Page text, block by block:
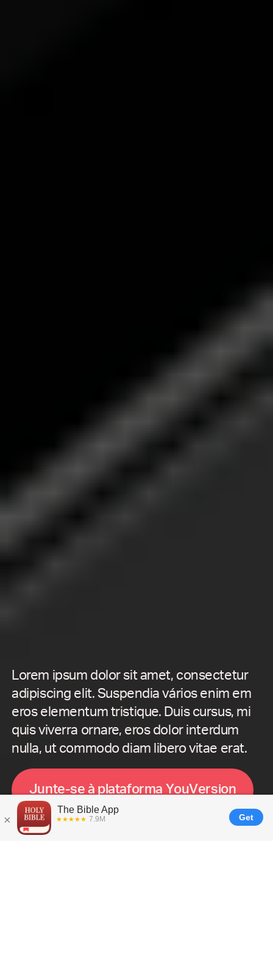
Lorem ipsum dolor sit amet, consectetur
adipiscing elit. Suspendia vários enim em
eros elementum tristique. Duis cursus, mi
quis viverra ornare, eros dolor interdum
nulla, ut commodo diam libero vitae erat.
Junte-seà plataforma YouVersion